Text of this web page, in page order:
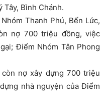
Tây, Bình Chánh.
Thanh Phú, Bến Lức,
nợ 700 triệu đồng, việc
Điểm Nhóm Tân Phong
nợ xây dựng 700 triệu
nhà nguyện của Điểm